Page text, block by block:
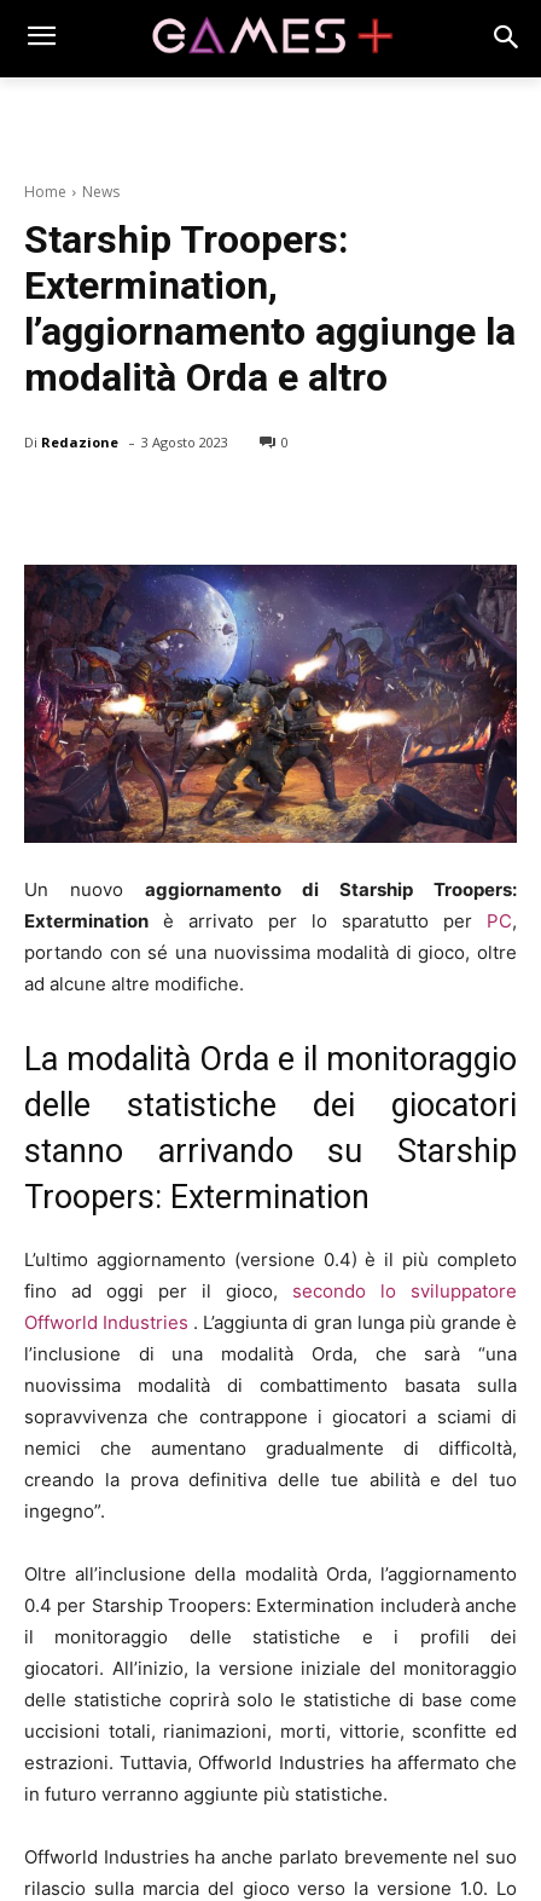
Home News
Starship Troopers:
Extermination,
l’aggiornamento aggiunge la
modalità Orda e altro
Di Redazione - 3 Agosto 2023 0
Un nuovo aggiornamento di Starship Troopers:
Extermination è arrivato per lo sparatutto per PC,
portando con sé una nuovissima modalità di gioco, oltre
ad alcune altre modifiche.
La modalità Orda e il monitoraggio
delle statistiche dei giocatori
stanno arrivando su Starship
Troopers: Extermination
L’ultimo aggiornamento (versione 0.4) è il più completo
fino ad oggi per il gioco, secondo lo sviluppatore
Offworld Industries . L’aggiunta di gran lunga più grande è
l’inclusione di una modalità Orda, che sarà “una
nuovissima modalità di combattimento basata sulla
sopravvivenza che contrappone i giocatori a sciami di
nemici che aumentano gradualmente di difficoltà,
creando la prova definitiva delle tue abilità e del tuo
ingegno”.
Oltre all’inclusione della modalità Orda, l’aggiornamento
0.4 per Starship Troopers: Extermination includerà anche
il monitoraggio delle statistiche e i profili dei
giocatori. All’inizio, la versione iniziale del monitoraggio
delle statistiche coprirà solo le statistiche di base come
uccisioni totali, rianimazioni, morti, vittorie, sconfitte ed
estrazioni. Tuttavia, Offworld Industries ha affermato che
in futuro verranno aggiunte più statistiche.
Offworld Industries ha anche parlato brevemente nel suo
rilascio sulla marcia del gioco verso la versione 1.0. Lo